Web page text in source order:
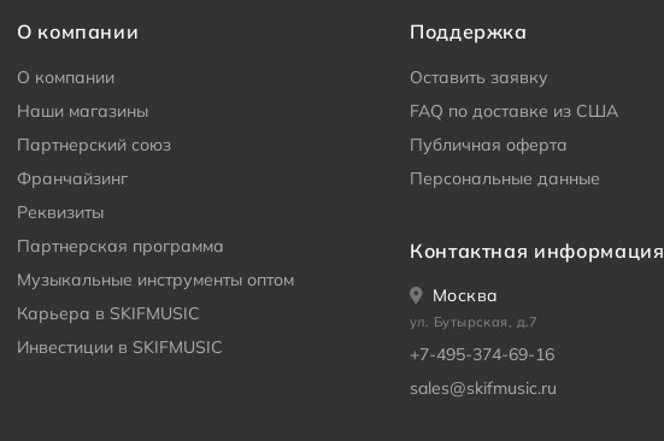
О компании
О компании
Наши магазины
Партнерский союз
Франчайзинг
Реквизиты
Партнерская программа
Музыкальные инструменты оптом
Карьера в SKIFMUSIC
Инвестиции в SKIFMUSIC
Поддержка
Оставить заявку
FAQ по доставке из США
Публичная оферта
Персональные данные
Контактная информация
Москва
ул. Бутырская, д.7
+7-495-374-69-16
sales@skifmusic.ru